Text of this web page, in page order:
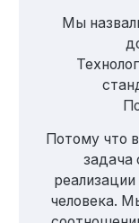
Мы
Потому что
задача
человека.